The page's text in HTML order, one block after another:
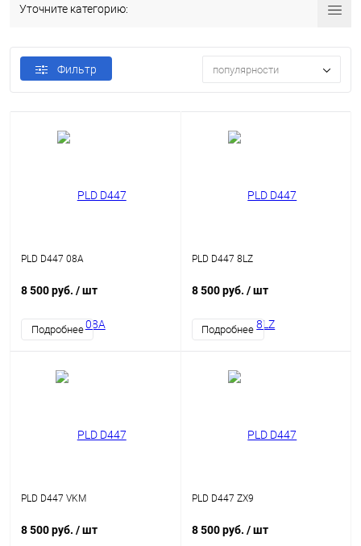
Уточните категорию:
Фильтр популярности
PLD D447 08A
8 500 руб. / шт
Подробнее
PLD D447 8LZ
8 500 руб. / шт
Подробнее
PLD D447 VKM
8 500 руб. / шт
PLD D447 ZX9
8 500 руб. / шт